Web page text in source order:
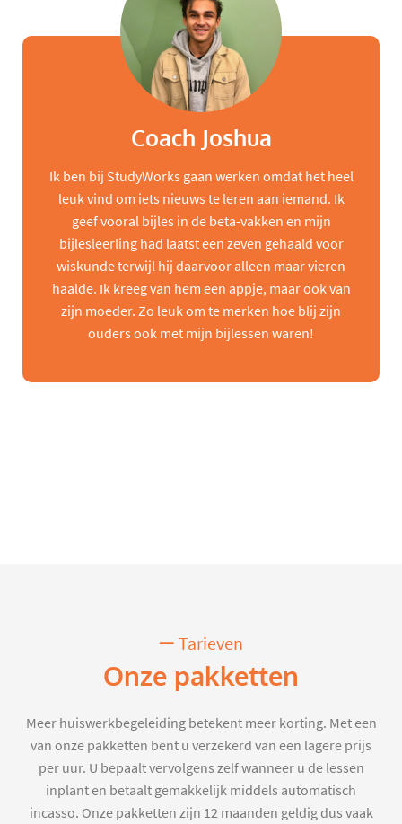
Coach Joshua
Ik ben bij StudyWorks gaan werken omdat het heel
leuk vind om iets nieuws te leren aan iemand. Ik
geef vooral bijles in de beta-vakken en mijn
bijlesleerling had laatst een zeven gehaald voor
wiskunde terwijl hij daarvoor alleen maar vieren
haalde. Ik kreeg van hem een appje, maar ook van
zijn moeder. Zo leuk om te merken hoe blij zijn
ouders ook met mijn bijlessen waren!
Tarieven
Onze pakketten
Meer huiswerkbegeleiding betekent meer korting. Met een
van onze pakketten bent u verzekerd van een lagere prijs
per uur. U bepaalt vervolgens zelf wanneer u de lessen
inplant en betaalt gemakkelijk middels automatisch
incasso. Onze pakketten zijn 12 maanden geldig dus vaak